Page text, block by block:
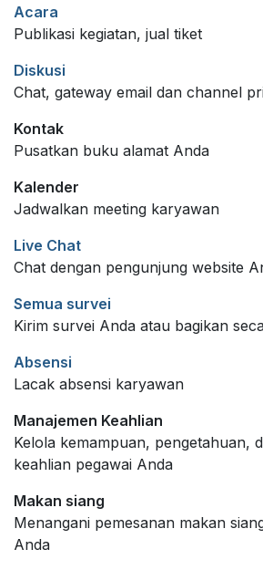
Acara
Publikasi kegiatan, jual tiket
Diskusi
Chat, gateway email dan channel
Kontak
Pusatkan buku alamat Anda
Kalender
Jadwalkan meeting karyawan
Live Chat
Chat dengan pengunjung website
Semua survei
Kirim survei Anda atau bagikan
Absensi
Lacak absensi karyawan
Manajemen Keahlian
Kelola kemampuan, pengetahuan,
keahlian pegawai Anda
Makan siang
Menangani pemesanan makan
Anda